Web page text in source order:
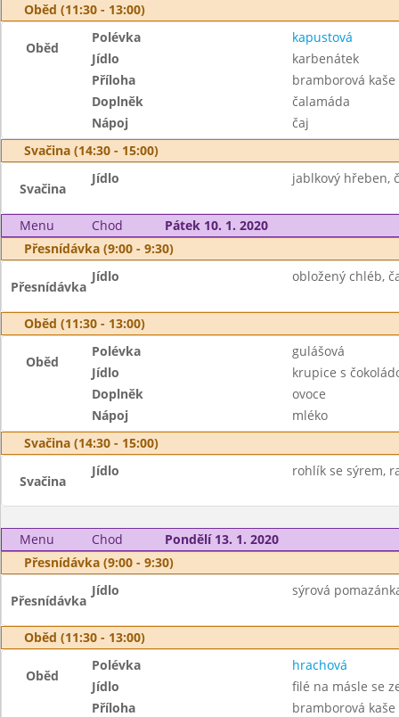
Oběd (11:30 - 13:00)
Oběd
Polévka
kapustová
Jídlo
karbenátek
Příloha
bramborová kaše
Doplněk
čalamáda
Nápoj
čaj
Svačina (14:30 - 15:00)
Svačina
Jídlo jablkový hřeben,
Menu Chod
Pátek 10. 1. 2020
Přesnídávka (9:00 - 9:30)
Přesnídávka
Jídlo obložený chléb,
Oběd (11:30 - 13:00)
Oběd
Polévka
gulášová
Jídlo
krupice s
Doplněk
ovoce
Nápoj
mléko
Svačina (14:30 - 15:00)
Svačina
Jídlo rohlík se sýrem,
Menu Chod
Pondělí 13. 1. 2020
Přesnídávka (9:00 - 9:30)
Přesnídávka
Jídlo sýrová
Oběd (11:30 - 13:00)
Oběd
Polévka
hrachová
Jídlo
filé na másle se
Příloha
bramborová kaše